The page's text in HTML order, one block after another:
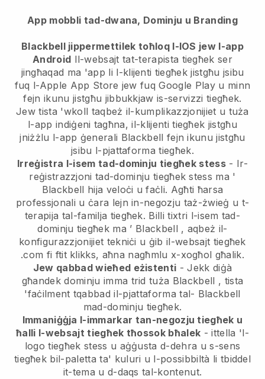
App mobbli tad-dwana, Dominju u Branding
Blackbell jippermettilek toħloq l-IOS jew l-app
Android Il-websajt tat-terapista tiegħek ser
jingħaqad ma 'app li l-klijenti tiegħek jistgħu jsibu
fuq l-Apple App Store jew fuq Google Play u minn
fejn ikunu jistgħu jibbukkjaw is-servizzi tiegħek.
Jew tista 'wkoll taqbeż il-kumplikazzjonijiet u tuża
l-app indiġeni tagħna, il-klijenti tiegħek jistgħu
jniżżlu l-app ġenerali Blackbell fejn ikunu jistgħu
jsibu l-pjattaforma tiegħek.
Irreġistra l-isem tad-dominju tiegħek stess- Ir-
reġistrazzjoni tad-dominju tiegħek stess ma '
Blackbell hija veloċi u faċli. Agħti ħarsa
professjonali u ċara lejn in-negozju taż-żwieġ u t-
terapija tal-familja tiegħek. Billi tixtri l-isem tad-
dominju tiegħek ma ’ Blackbell , aqbeż il-
konfigurazzjonijiet tekniċi u ġib il-websajt tiegħek
.com fi ftit klikks, aħna nagħmlu x-xogħol għalik.
Jew qabbad wieħed eżistenti - Jekk diġà
għandek dominju imma trid tuża Blackbell , tista
'faċilment tqabbad il-pjattaforma tal- Blackbell
mad-dominju tiegħek.
Immaniġġja l-immarkar tan-negozju tiegħek u
ħalli l-websajt tiegħek tħossok bħalek - ittella 'l-
logo tiegħek stess u aġġusta d-dehra u s-sens
tiegħek bil-paletta ta' kuluri u l-possibbiltà li tbiddel
it-tema u d-daqs tal-kontenut.